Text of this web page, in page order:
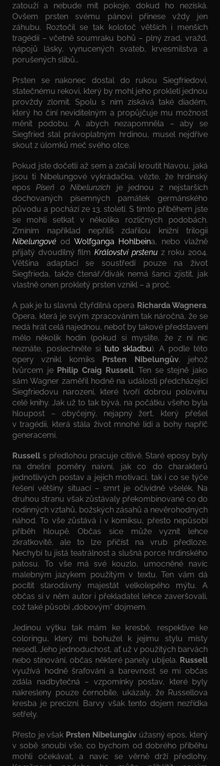
zatouží a nebude mít pokoje, dokud ho nezíská.
Ovšem prsten svému pánovi přinese vždy jen
záhubu. Roztočil se tak kolotoč větších i menších
tragédií – včetně soumraku bohů – plný zrad, vražd,
nápojů lásky, vynucených svateb, krvesmilstva a
porušených slibů…
Prsten se nakonec dostal do rukou Siegfriedovi,
statečnému rekovi, který by mohl jeho prokletí jednou
provždy zlomit. Spolu s ním získává také diadém,
který ho činí neviditelným a propůjčuje mu možnost
měnit podobu. A abych nezapomněla – aby se
Siegfried stal právoplatným hrdinou, musel nejdříve
skout z úlomků meč svého otce.
Pokud jste dočetli až sem a začali kroutit hlavou, jaká
jsou ti Nibelungové vykrádačka, vězte, že hrdinský
eposPíseň o Nibelunzích je jednou z nejstarších
dochovaných písemných památek germánského
původu a pochází ze 13. století. S tímto příběhem jste
se mohli setkat v několika rozličných podobách.
Zmíním například nepříliš zdařilou knižní trilogii
Nibelungové od Wolfganga Hohlbeina, nebo vlažně
přijatý dvoudílný filmKrálovství prstenuz roku 2004.
Většina adaptací se soustředí pouze na život
Siegfrieda, takže čtenář/divák nemá šanci zjistit, jak
vlastně onen prokletý prsten vznikl – a proč.
A pak je tu slavná čtyřdílná opera Richarda Wagnera.
Opera, která je svým zpracováním tak náročná, že se
nedá hrát celá najednou, neboť by takové představení
mělo několik hodin (pokud si myslíte, že z ní nic
neznáte, poslechněte si tuto skladbu). A podle této
opery vznikl komiks Prsten Nibelungův, jehož
tvůrcem je Philip Craig Russell. Ten se stejně jako
sám Wagner zaměřil hodně na události předcházející
Siegfriedovu narození, které tvoří dobrou polovinu
celé knihy. Jak už to tak bývá, na počátku všeho byla
hloupost – obyčejný, nejapný žert, který přešel
v tragédii, která stála život mnohé lidi a bohy napříč
generacemi.
Russell s předlohou pracuje citlivě. Staré eposy byly
na dnešní poměry naivní, jak co do charakterů
jednotlivých postav a jejich motivací, tak i co se týče
řešení většiny situací – smrt je očividně všelék. Na
druhou stranu však zůstávaly překombinované co do
rodinných vztahů, božských zásahů a nevěrohodných
náhod. To vše zůstává i v komiksu, přesto nepůsobí
příběh hloupě. Občas sice může vyznít lehce
zkratkovitě, ale to lze přičíst na vrub předloze.
Nechybí tu jistá teatrálnost a slušná porce hrdinského
patosu. To vše má své kouzlo, umocněné navíc
malebným jazykem použitým v textu. Ten vám dá
pocítit starodávný majestát velkolepého mýtu. A
občas si v něm autor i překladatel lehce zaveršovali,
což také působí „dobovým“ dojmem.
Jedinou výtku tak mám ke kresbě, respektive ke
coloringu, který mi bohužel k jejímu stylu místy
nesedl. Jeho jednoduchost, ať už v použitých barvách
nebo stínování, občas některé panely ubíjela. Russell
využívá hodně šrafování a barevnost se mi občas
zdála nadbytečná – vzpomínky postav, které byly
nakresleny pouze černobíle, ukázaly, že Russellova
kresba je precizní. Barvy však tento dojem nezřídka
setřely.
Přesto je však Prsten Nibelungův úžasný epos, který
v sobě snoubí vše, co bychom od dobrého příběhu
mohli očekávat, a navíc se věrně drží předlohy.